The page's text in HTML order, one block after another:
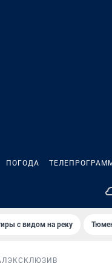
ПОГОДА
с видом на реку
ЭКСКЛЮЗИВ